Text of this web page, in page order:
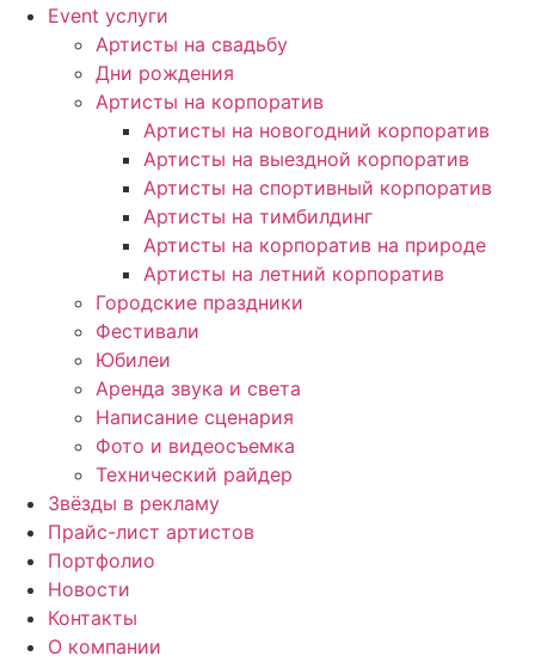
Event услуги
Артисты на свадьбу
Дни рождения
Артисты на корпоратив
Артисты на новогодний корпоратив
Артисты на выездной корпоратив
Артисты на спортивный корпоратив
Артисты на тимбилдинг
Артисты на корпоратив на природе
Артисты на летний корпоратив
Городские праздники
Фестивали
Юбилеи
Аренда звука и света
Написание сценария
Фото и видеосъемка
Технический райдер
Звёзды в рекламу
Прайс-лист артистов
Портфолио
Новости
Контакты
О компании